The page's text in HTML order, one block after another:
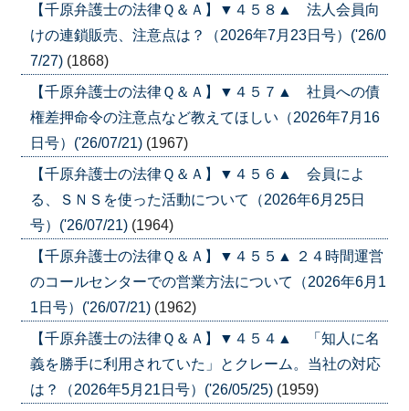
【千原弁護士の法律Ｑ＆Ａ】▼４５８▲ 法人会員向
けの連鎖販売、注意点は？（2026年7月23日号）('26/0
7/27) (1868)
【千原弁護士の法律Ｑ＆Ａ】▼４５７▲ 社員への債
権差押命令の注意点など教えてほしい（2026年7月16
日号）('26/07/21) (1967)
【千原弁護士の法律Ｑ＆Ａ】▼４５６▲ 会員によ
る、ＳＮＳを使った活動について（2026年6月25日
号）('26/07/21) (1964)
【千原弁護士の法律Ｑ＆Ａ】▼４５５▲ ２４時間運営
のコールセンターでの営業方法について（2026年6月1
1日号）('26/07/21) (1962)
【千原弁護士の法律Ｑ＆Ａ】▼４５４▲ 「知人に名
義を勝手に利用されていた」とクレーム。当社の対応
は？（2026年5月21日号）('26/05/25) (1959)